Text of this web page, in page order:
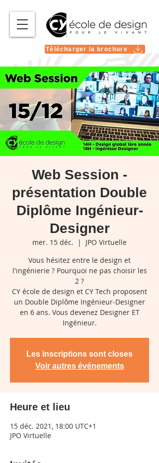
Télécharger la brochure
Web Session -
présentation Double
Diplôme Ingénieur-
Designer
mer. 15 déc.
  |
JPO Virtuelle
Vous hésitez entre le design et
l'ingénierie ? Pourquoi ne pas choisir les
2 ?
CY école de design et CY Tech proposent
un Double Diplôme Ingénieur-Designer
en 6 ans. Vous devenez Designer ET
Ingénieur.
Les inscriptions sont closes
Voir autres événements
Heure et lieu
15 déc. 2021, 18:00 UTC+1
JPO Virtuelle